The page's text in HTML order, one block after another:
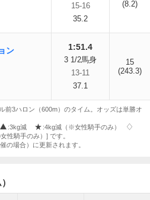
15-16
35.2
(8.2)
ン 1:51.4
3 1/2馬身
13-11
37.1
15
(243.3)
前3ハロン（600m）のタイム。オッズは単勝オ
:3kg減
:4kg減（※女性騎手のみ）
性騎手のみ）] です。
の場合）に更新されます。